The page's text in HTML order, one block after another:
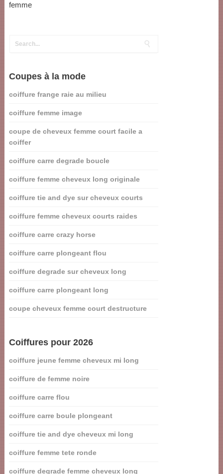
femme
Coupes à la mode
coiffure frange raie au milieu
coiffure femme image
coupe de cheveux femme court facile a
coiffer
coiffure carre degrade boucle
coiffure femme cheveux long originale
coiffure tie and dye sur cheveux courts
coiffure femme cheveux courts raides
coiffure carre crazy horse
coiffure carre plongeant flou
coiffure degrade sur cheveux long
coiffure carre plongeant long
coupe cheveux femme court destructure
Coiffures pour 2026
coiffure jeune femme cheveux mi long
coiffure de femme noire
coiffure carre flou
coiffure carre boule plongeant
coiffure tie and dye cheveux mi long
coiffure femme tete ronde
coiffure degrade femme cheveux long